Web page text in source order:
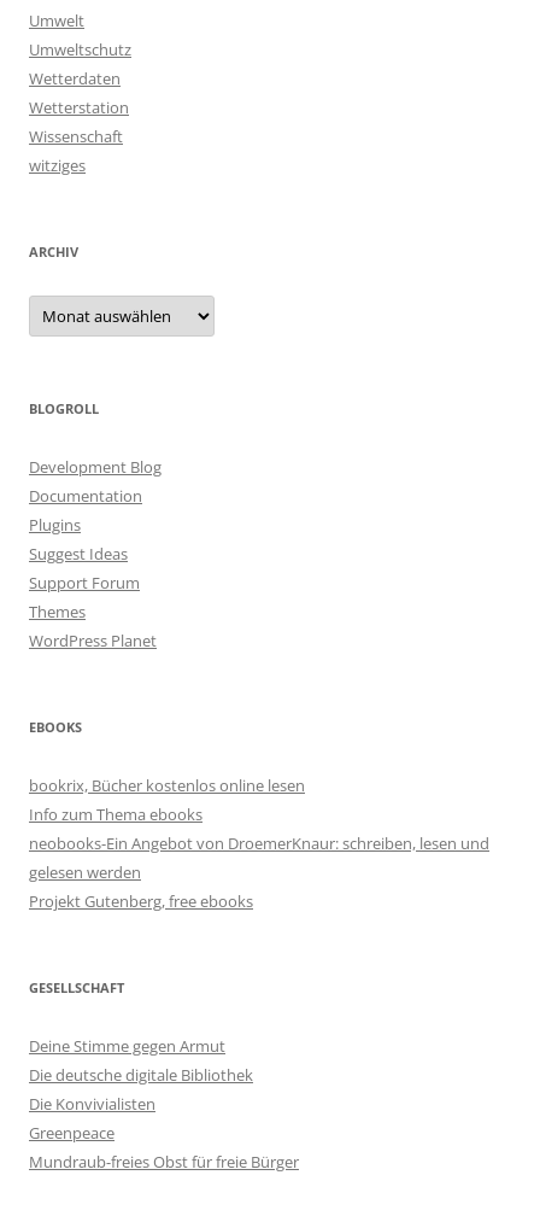
Umwelt
Umweltschutz
Wetterdaten
Wetterstation
Wissenschaft
witziges
ARCHIV
Archiv
BLOGROLL
Development Blog
Documentation
Plugins
Suggest Ideas
Support Forum
Themes
WordPress Planet
EBOOKS
bookrix, Bücher kostenlos online lesen
Info zum Thema ebooks
neobooks-Ein Angebot von DroemerKnaur: schreiben, lesen und
gelesen werden
Projekt Gutenberg, free ebooks
GESELLSCHAFT
Deine Stimme gegen Armut
Die deutsche digitale Bibliothek
Die Konvivialisten
Greenpeace
Mundraub-freies Obst für freie Bürger